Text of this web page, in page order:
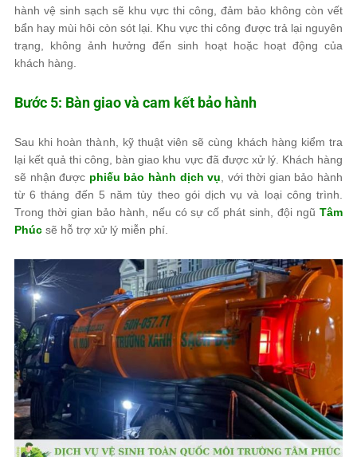
hành vệ sinh sạch sẽ khu vực thi công, đảm bảo không còn vết
bẩn hay mùi hôi còn sót lại. Khu vực thi công được trả lại nguyên
trạng, không ảnh hưởng đến sinh hoạt hoặc hoạt động của
khách hàng.
Bước 5: Bàn giao và cam kết bảo hành
Sau khi hoàn thành, kỹ thuật viên sẽ cùng khách hàng kiểm tra
lại kết quả thi công, bàn giao khu vực đã được xử lý. Khách hàng
sẽ nhận được phiếu bảo hành dịch vụ , với thời gian bảo hành
từ 6 tháng đến 5 năm tùy theo gói dịch vụ và loại công trình.
Trong thời gian bảo hành, nếu có sự cố phát sinh, đội ngũ Tâm
Phúc sẽ hỗ trợ xử lý miễn phí.